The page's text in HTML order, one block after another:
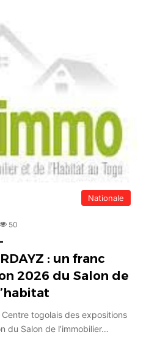
Nationale
50
: un franc
2026 du Salon de
togolais des expositions
du Salon de l’immobilier…